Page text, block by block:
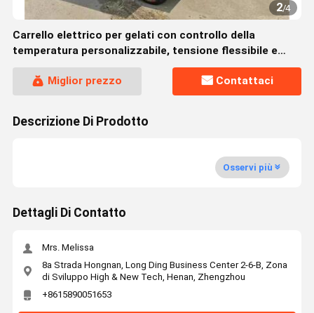
2/4
Carrello elettrico per gelati con controllo della
temperatura personalizzabile, tensione flessibile e
Miglior prezzo
Contattaci
Descrizione Di Prodotto
Osservi più
Dettagli Di Contatto
Mrs. Melissa
8a Strada Hongnan, Long Ding Business Center 2-6-B, Zona
di Sviluppo High & New Tech, Henan, Zhengzhou
+8615890051653